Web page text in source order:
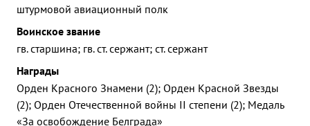
штурмовой авиационный полк
Воинское звание
гв. старшина; гв. ст. сержант; ст. сержант
Награды
Орден Красного Знамени (2); Орден Красной Звезды
(2); Орден Отечественной войны II степени (2); Медаль
«За освобождение Белграда»